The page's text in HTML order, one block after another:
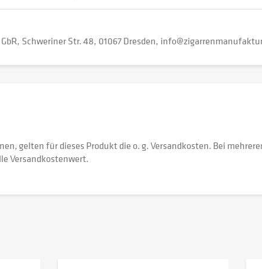
Schweriner Str. 48 01067 Dresden
gelten für dieses Produkt die o. g. Versandkosten. Bei
Versandkostenwert.